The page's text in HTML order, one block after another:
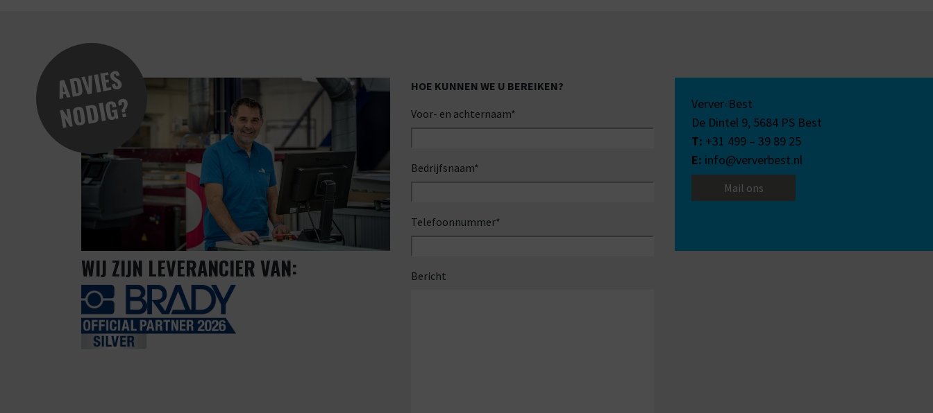
A
D
VI
E
S
N
O
DI
G
?
WIJ ZIJN LEVERANCIER VAN:
HOE KUNNEN WE U BEREIKEN?
Voor- en achternaam*
Bedrijfsnaam*
Telefoonnummer*
Bericht
Verver-Best
De Dintel 9, 5684 PS Best
T: +31 499 – 39 89 25
E: info@ververbest.nl
Mail ons